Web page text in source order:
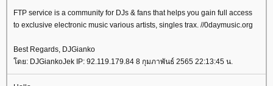
FTP service is a community for DJs & fans that helps you gain full access
to exclusive electronic music various artists, singles trax. //0daymusic.org
Best Regards, DJGianko
โดย: DJGiankoJek IP: 92.119.179.84 8 กุมภาพันธ์ 2565 22:13:45 น.